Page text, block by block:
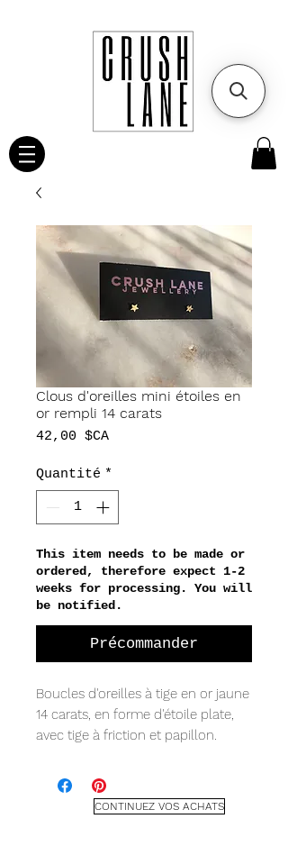
Clous d'oreilles mini étoiles en
or rempli 14 carats
42,00 $CAPrix
Quantité *
This item needs to be made or
ordered, therefore expect 1-2
weeks for processing. You will
be notified.
Précommander
Boucles d'oreilles à tige en or jaune
14 carats, en forme d'étoile plate,
avec tige à friction et papillon.
3 x 3 mm
CONTINUEZ VOS ACHATS